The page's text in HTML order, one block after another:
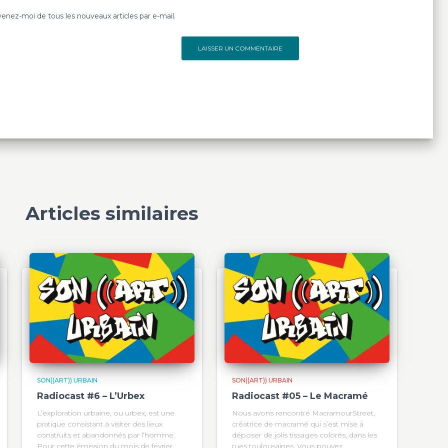
moi de tous les nouveaux articles par e-mail.
Articles similaires
SON((ART)) URBAIN
Radiocast #6 – L’Urbex
L’exploration urbaine, ou urbex, est une
pratique consistant à visiter des lieux
construits et abandonnés par l’homme.
Pour cette émission du mois de février,
SON((ART)) URBAIN
Radiocast #05 – Le Macramé
Nous avons rencontré MacramourStreet,
créatrice de macramé qui s’est mise à
déposer de jolis tissages colorés, dans les
rues toulousaines. Vous pouvez